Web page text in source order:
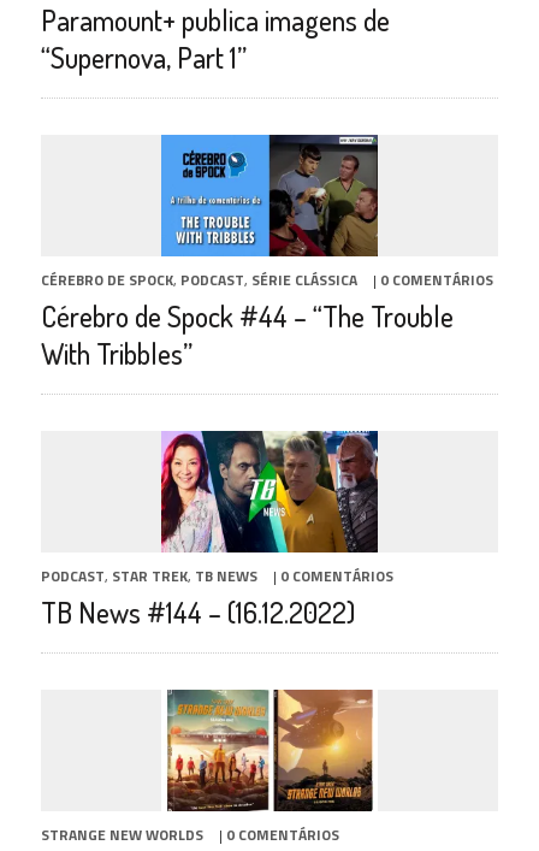
Paramount+ publica imagens de
“Supernova, Part 1”
CÉREBRO DE SPOCK, PODCAST, SÉRIE CLÁSSICA | 0 COMENTÁRIOS
Cérebro de Spock #44 – “The Trouble
With Tribbles”
PODCAST, STAR TREK, TB NEWS | 0 COMENTÁRIOS
TB News #144 – (16.12.2022)
STRANGE NEW WORLDS | 0 COMENTÁRIOS